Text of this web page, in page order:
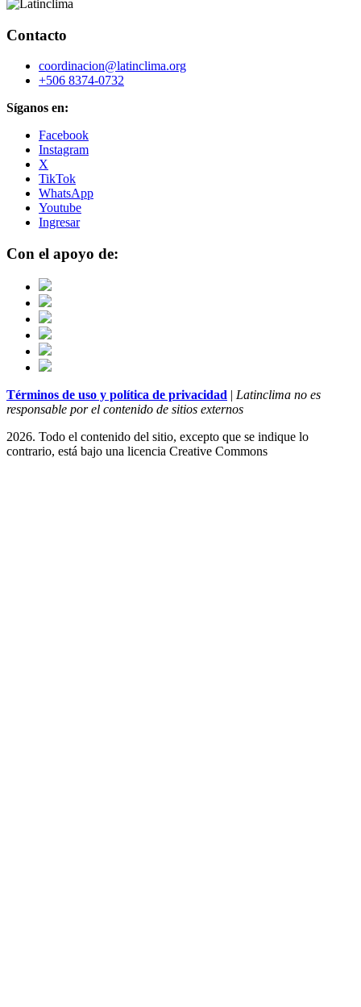
Contacto
coordinacion@latinclima.org
+506 8374-0732
Síganos en:
Facebook
Instagram
X
TikTok
WhatsApp
Youtube
Ingresar
Con el apoyo de:
Términos de uso y política de privacidad | Latinclima no es
responsable por el contenido de sitios externos
2026. Todo el contenido del sitio, excepto que se indique lo
contrario, está bajo una licencia Creative Commons